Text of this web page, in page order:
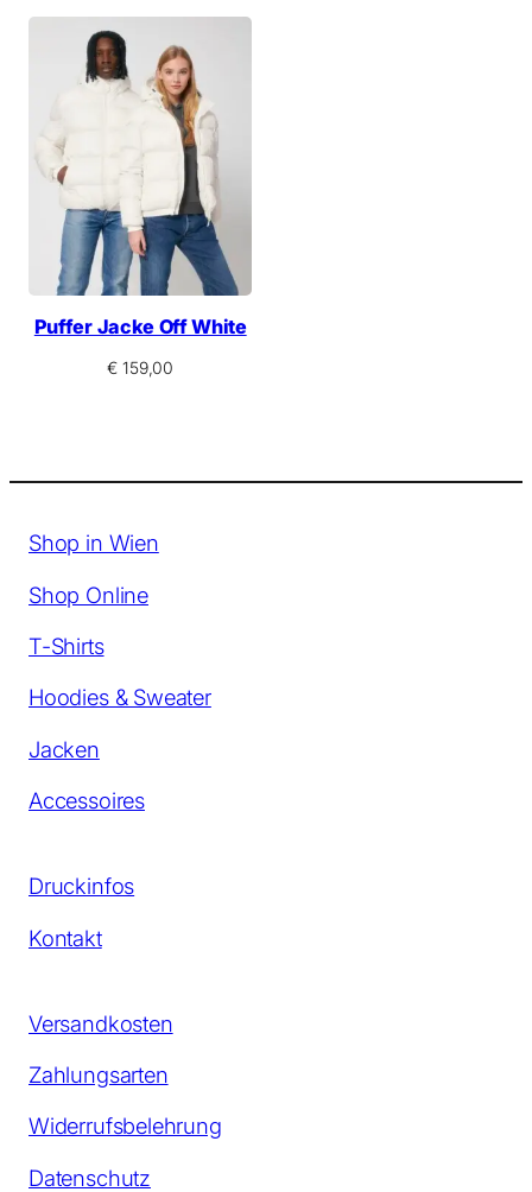
Puffer Jacke Off White
€ 159,00
Shop in Wien
Shop Online
T-Shirts
Hoodies & Sweater
Jacken
Accessoires
Druckinfos
Kontakt
Versandkosten
Zahlungsarten
Widerrufsbelehrung
Datenschutz